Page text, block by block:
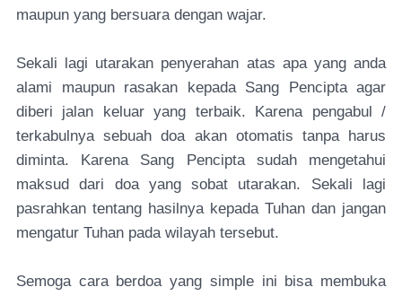
maupun yang bersuara dengan wajar.
Sekali lagi utarakan penyerahan atas apa yang anda
alami maupun rasakan kepada Sang Pencipta agar
diberi jalan keluar yang terbaik. Karena pengabul /
terkabulnya sebuah doa akan otomatis tanpa harus
diminta. Karena Sang Pencipta sudah mengetahui
maksud dari doa yang sobat utarakan. Sekali lagi
pasrahkan tentang hasilnya kepada Tuhan dan jangan
mengatur Tuhan pada wilayah tersebut.
Semoga cara berdoa yang simple ini bisa membuka